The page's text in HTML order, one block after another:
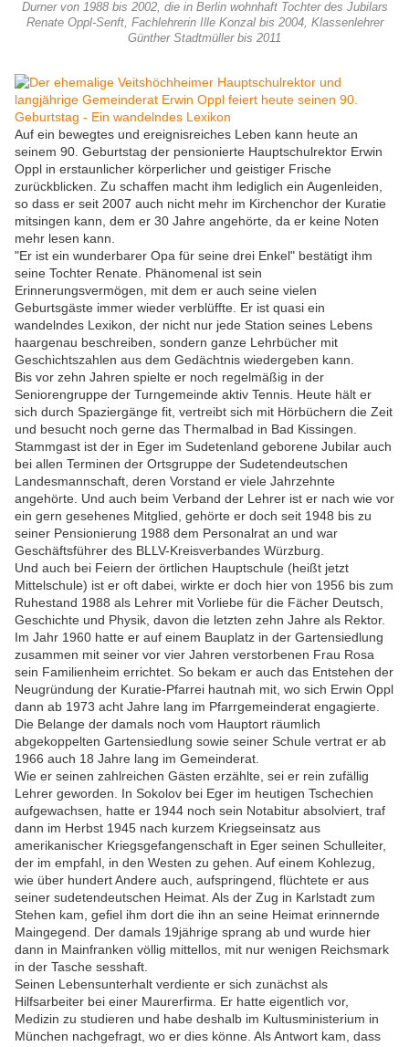
Durner von 1988 bis 2002, die in Berlin wohnhaft Tochter des Jubilars
Renate Oppl-Senft, Fachlehrerin Ille Konzal bis 2004, Klassenlehrer
Günther Stadtmüller bis 2011
Auf ein bewegtes und ereignisreiches Leben kann heute an
seinem 90. Geburtstag der pensionierte Hauptschulrektor Erwin
Oppl in erstaunlicher körperlicher und geistiger Frische
zurückblicken. Zu schaffen macht ihm lediglich ein Augenleiden,
so dass er seit 2007 auch nicht mehr im Kirchenchor der Kuratie
mitsingen kann, dem er 30 Jahre angehörte, da er keine Noten
mehr lesen kann.
"Er ist ein wunderbarer Opa für seine drei Enkel" bestätigt ihm
seine Tochter Renate. Phänomenal ist sein
Erinnerungsvermögen, mit dem er auch seine vielen
Geburtsgäste immer wieder verblüffte. Er ist quasi ein
wandelndes Lexikon, der nicht nur jede Station seines Lebens
haargenau beschreiben, sondern ganze Lehrbücher mit
Geschichtszahlen aus dem Gedächtnis wiedergeben kann.
Bis vor zehn Jahren spielte er noch regelmäßig in der
Seniorengruppe der Turngemeinde aktiv Tennis. Heute hält er
sich durch Spaziergänge fit, vertreibt sich mit Hörbüchern die Zeit
und besucht noch gerne das Thermalbad in Bad Kissingen.
Stammgast ist der in Eger im Sudetenland geborene Jubilar auch
bei allen Terminen der Ortsgruppe der Sudetendeutschen
Landesmannschaft, deren Vorstand er viele Jahrzehnte
angehörte. Und auch beim Verband der Lehrer ist er nach wie vor
ein gern gesehenes Mitglied, gehörte er doch seit 1948 bis zu
seiner Pensionierung 1988 dem Personalrat an und war
Geschäftsführer des BLLV-Kreisverbandes Würzburg.
Und auch bei Feiern der örtlichen Hauptschule (heißt jetzt
Mittelschule) ist er oft dabei, wirkte er doch hier von 1956 bis zum
Ruhestand 1988 als Lehrer mit Vorliebe für die Fächer Deutsch,
Geschichte und Physik, davon die letzten zehn Jahre als Rektor.
Im Jahr 1960 hatte er auf einem Bauplatz in der Gartensiedlung
zusammen mit seiner vor vier Jahren verstorbenen Frau Rosa
sein Familienheim errichtet. So bekam er auch das Entstehen der
Neugründung der Kuratie-Pfarrei hautnah mit, wo sich Erwin Oppl
dann ab 1973 acht Jahre lang im Pfarrgemeinderat engagierte.
Die Belange der damals noch vom Hauptort räumlich
abgekoppelten Gartensiedlung sowie seiner Schule vertrat er ab
1966 auch 18 Jahre lang im Gemeinderat.
Wie er seinen zahlreichen Gästen erzählte, sei er rein zufällig
Lehrer geworden. In Sokolov bei Eger im heutigen Tschechien
aufgewachsen, hatte er 1944 noch sein Notabitur absolviert, traf
dann im Herbst 1945 nach kurzem Kriegseinsatz aus
amerikanischer Kriegsgefangenschaft in Eger seinen Schulleiter,
der im empfahl, in den Westen zu gehen. Auf einem Kohlezug,
wie über hundert Andere auch, aufspringend, flüchtete er aus
seiner sudetendeutschen Heimat. Als der Zug in Karlstadt zum
Stehen kam, gefiel ihm dort die ihn an seine Heimat erinnernde
Maingegend. Der damals 19jährige sprang ab und wurde hier
dann in Mainfranken völlig mittellos, mit nur wenigen Reichsmark
in der Tasche sesshaft.
Seinen Lebensunterhalt verdiente er sich zunächst als
Hilfsarbeiter bei einer Maurerfirma. Er hatte eigentlich vor,
Medizin zu studieren und habe deshalb im Kultusministerium in
München nachgefragt, wo er dies könne. Als Antwort kam, dass